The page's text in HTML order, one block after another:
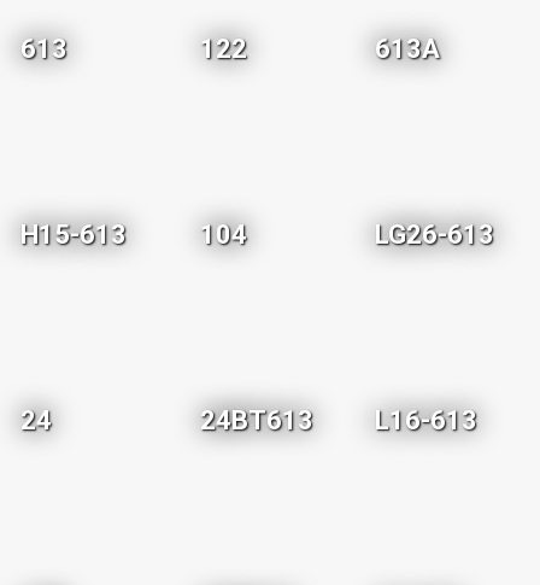
613 122 613A
H15-613 104 LG26-613
24 24BT613 L16-613